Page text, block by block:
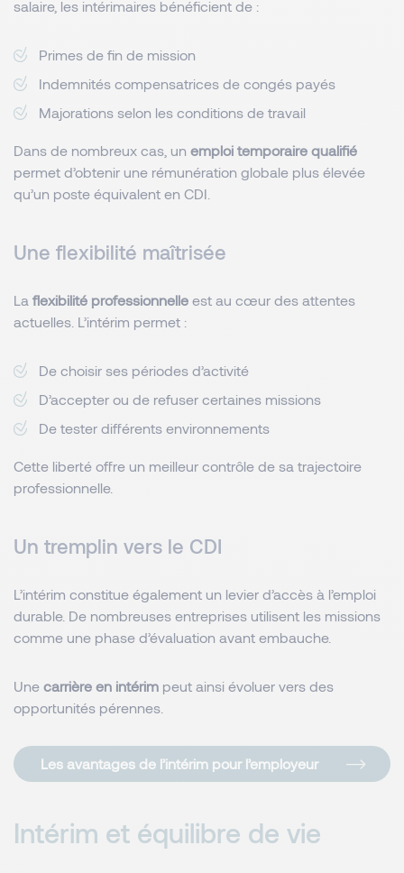
salaire, les intérimaires bénéficient de :
Primes de fin de mission
Indemnités compensatrices de congés payés
Majorations selon les conditions de travail
Dans de nombreux cas, un emploi temporaire qualifié
permet d’obtenir une rémunération globale plus élevée
qu’un poste équivalent en CDI.
Une flexibilité maîtrisée
La flexibilité professionnelle est au cœur des attentes
actuelles. L’intérim permet :
De choisir ses périodes d’activité
D’accepter ou de refuser certaines missions
De tester différents environnements
Cette liberté offre un meilleur contrôle de sa trajectoire
professionnelle.
Un tremplin vers le CDI
L’intérim constitue également un levier d’accès à l’emploi
durable. De nombreuses entreprises utilisent les missions
comme une phase d’évaluation avant embauche.
Une carrière en intérim peut ainsi évoluer vers des
opportunités pérennes.
Les avantages de l’intérim pour l’employeur
Intérim et équilibre de vie